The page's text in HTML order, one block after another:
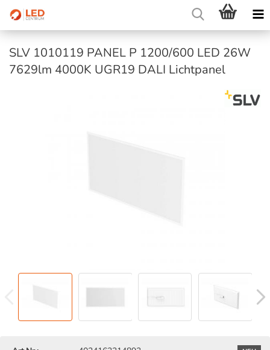
SLV 1010119 PANEL P 1200/600 LED 26W
7629lm 4000K UGR19 DALI Lichtpanel